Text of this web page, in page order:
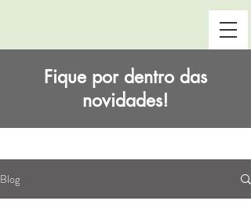
Fique por dentro das
novidades!
Blog